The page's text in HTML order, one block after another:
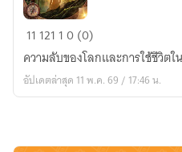
ความ
ที่
แก้
11 121 10 (0)
ความลับของโลกและการใช้ชีวิต
อัปเดตล่าสุด 11 พ.ค. 69 / 17:46 น.